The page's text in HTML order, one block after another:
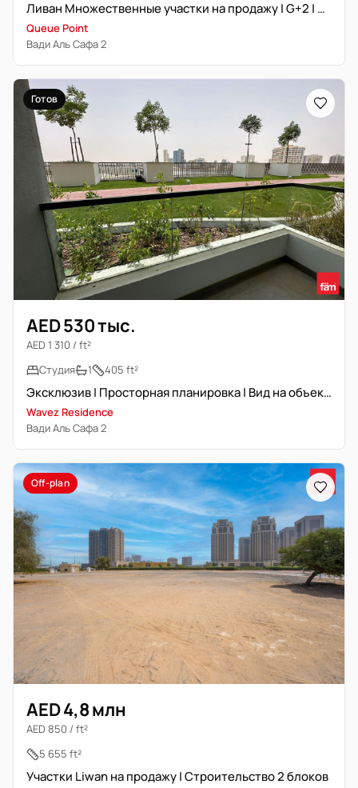
Ливан Множественные участки на продажу | G+2 | Инвестиция
Queue Point
Вади Аль Сафа 2
Готов
AED 530 тыс.
AED 1 310 / ft²
Студия
1 405 ft²
Эксклюзив | Просторная планировка | Вид на объекты
Wavez Residence
Вади Аль Сафа 2
Off-plan
AED 4,8 млн
AED 850 / ft²
5 655 ft²
Участки Liwan на продажу | Строительство 2 блоков